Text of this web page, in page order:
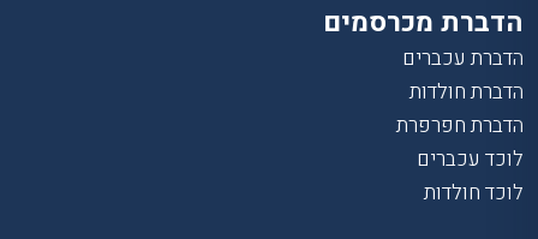
הדברת מכרסמים
הדברת עכברים
הדברת חולדות
הדברת חפרפרת
לוכד עכברים
לוכד חולדות